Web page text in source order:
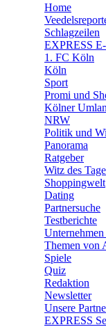
Home
Schlagzeilen
EXPRESS
1. FC Köln
Köln
Sport
Promi und
Kölner
NRW
Politik und
Panorama
Ratgeber
Witz des
Shoppingwelt
Dating
Partnersuche
Testberichte
Themen von
Spiele
Quiz
Redaktion
Newsletter
Unsere
EXPRESS